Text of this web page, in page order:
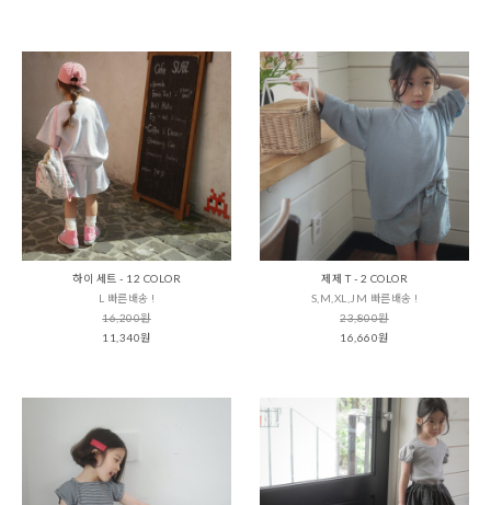
하이 세트 - 12 COLOR
L 빠른배송 !
16,200원
11,340원
제제 T - 2 COLOR
S,M,XL,JM 빠른배송 !
23,800원
16,660원